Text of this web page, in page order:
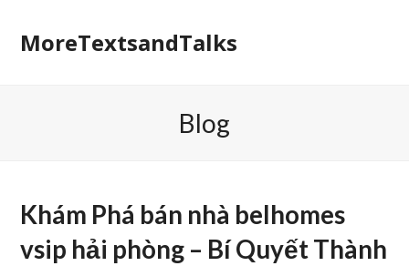
MoreTextsandTalks
Blog
Khám Phá bán nhà belhomes
vsip hải phòng – Bí Quyết Thành